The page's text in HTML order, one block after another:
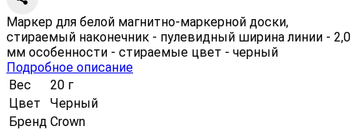
Маркер для белой магнитно-маркерной доски,
стираемый наконечник - пулевидный ширина линии - 2,0
мм особенности - стираемые цвет - черный
Подробное описание
Вес
20 г
Цвет
Черный
Бренд Crown